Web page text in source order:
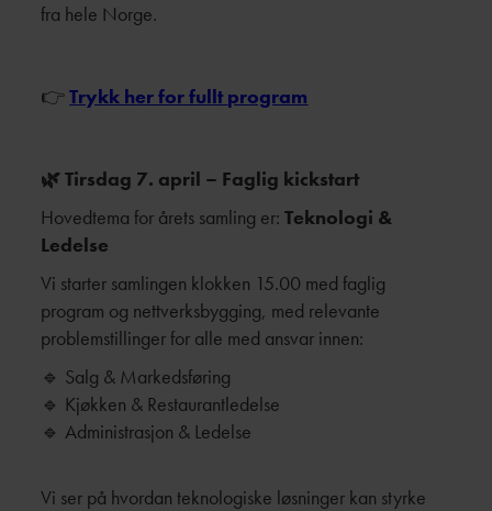
fra hele Norge.
👉Trykk her for fullt program
🌿 Tirsdag 7. april – Faglig kickstart
Hovedtema for årets samling er:Teknologi &
Ledelse
Vi starter samlingen klokken 15.00 med faglig
program og nettverksbygging, med relevante
problemstillinger for alle med ansvar innen:
🔹 Salg & Markedsføring
🔹 Kjøkken & Restaurantledelse
🔹 Administrasjon & Ledelse
Vi ser på hvordan teknologiske løsninger kan styrke